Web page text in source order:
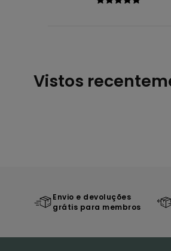
Vistos
Envio e devoluções
grátis para membros